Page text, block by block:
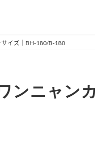
サイズ｜BH-180/B-180
ンニャン